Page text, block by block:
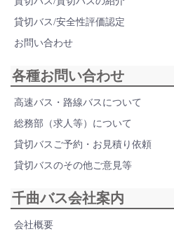
貸切バス/安全性評価認定
お問い合わせ
各種お問い合わせ
高速バス・路線バスについて
総務部（求人等）について
貸切バスご予約・お見積り依頼
貸切バスのその他ご意見等
千曲バス会社案内
会社概要